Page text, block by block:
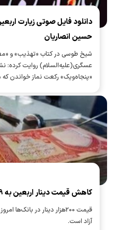
دانلود فایل صوتی زیارت
حسین انصاریان
شیخ طوسی در کتاب «تهذیب» و
عسگری(علیه‌السلام) روایت کرده:
«پنجاه‌ویک» رکعت نماز خواندن
اربعین و انگشتر به دست راست
نهادن و بلند گفتن «بِسْمِ اللّٰهِ
کاهش قیمت دینار اربعین به 119تومان امروز 27 تیرماه
آزاد است.